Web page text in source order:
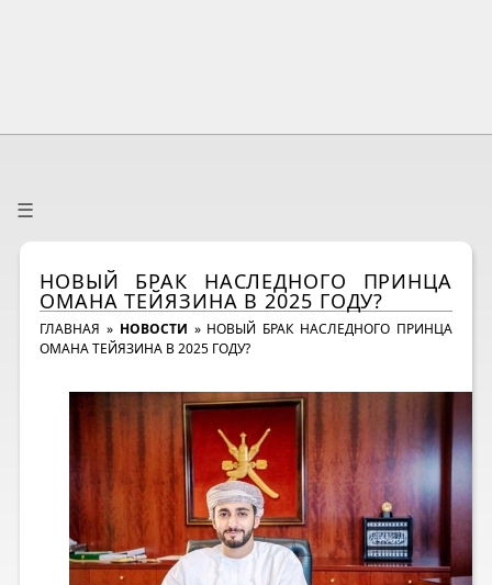
☰
НОВЫЙ БРАК НАСЛЕДНОГО ПРИНЦА
ОМАНА ТЕЙЯЗИНА В 2025 ГОДУ?
ГЛАВНАЯ » НОВОСТИ » НОВЫЙ БРАК НАСЛЕДНОГО ПРИНЦА
ОМАНА ТЕЙЯЗИНА В 2025 ГОДУ?